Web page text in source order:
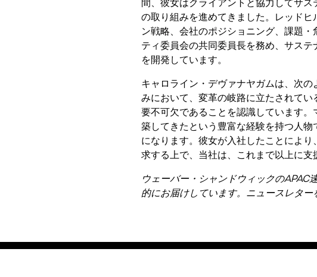
の取り組みを進めてきました。レッド
ン戦略、会社のポジショニング、課題
ティ委員会の共同委員長を務め、サス
を開発しています。
キャロライン・デヴァナヤガムは、次
みにおいて、変革の岐路に立たされて
要不可欠であることを認識しています
築してきたという豊富な経験を持つ人
になります。彼女が入社したことによ
求する上で、当社は、これまで以上に支
ウェーバー・シャンドウィックのAPAC
的にお届けしています。ニュースレター